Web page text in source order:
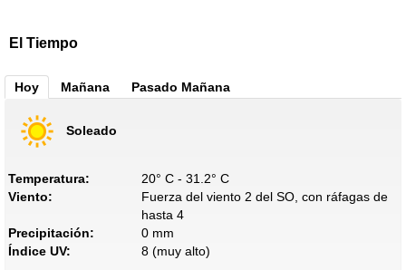
El Tiempo
Hoy Mañana Pasado Mañana
Soleado
Temperatura:
20° C - 31.2° C
Viento:
Fuerza del viento 2 del SO, con ráfagas de
hasta 4
Precipitación:
0 mm
Índice UV:
8 (muy alto)